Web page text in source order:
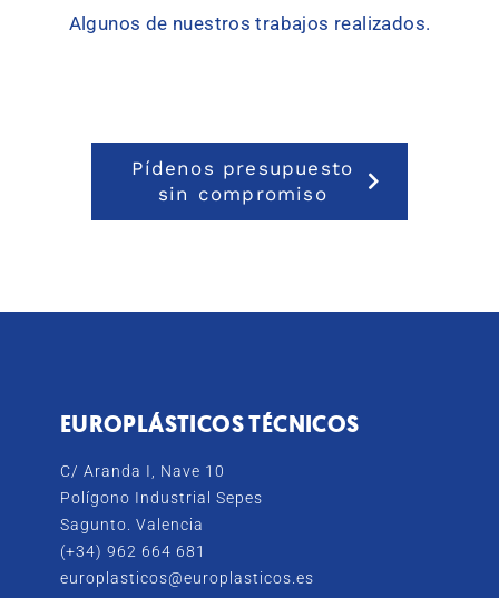
Algunos de nuestros trabajos realizados.
Pídenos presupuesto
sin compromiso
EUROPLÁSTICOS TÉCNICOS
C/ Aranda I, Nave 10
Polígono Industrial Sepes
Sagunto. Valencia
(+34) 962 664 681
europlasticos@europlasticos.es